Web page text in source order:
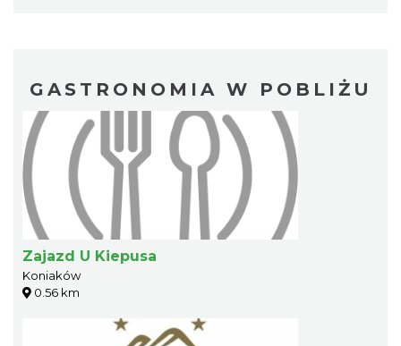
GASTRONOMIA W POBLIŻU
Zajazd U Kiepusa
Koniaków
0.56 km